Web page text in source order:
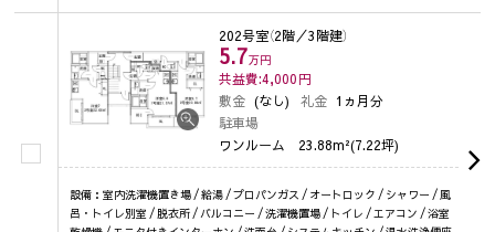
202号室（2階／3階建）
5.7万円
共益費:4,000円
敷金 (なし) 礼金 1ヵ月分
駐車場
ワンルーム 23.88m²(7.22坪)
設備：室内洗濯機置き場 / 給湯 / プロパンガス / オートロック / シャワー / 風
呂・トイレ別室 / 脱衣所 / バルコニー / 洗濯機置場 / トイレ / エアコン / 浴室